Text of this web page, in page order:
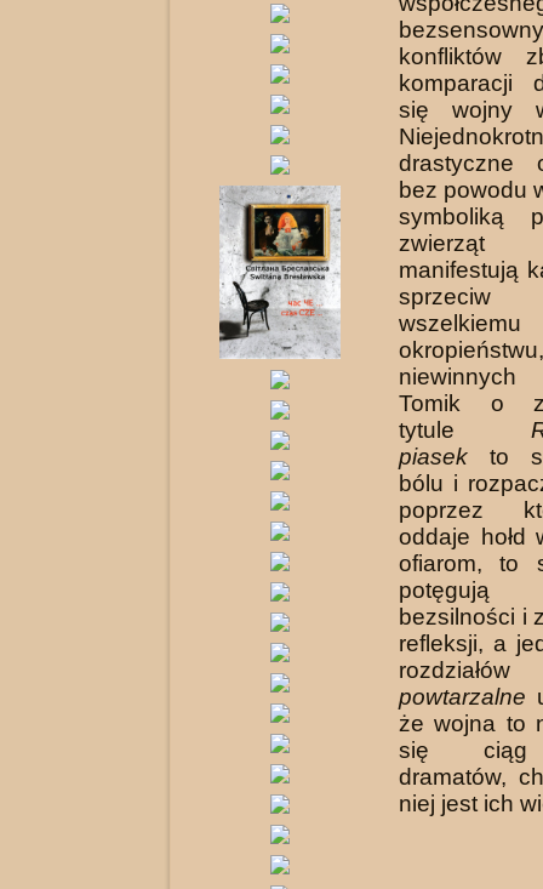
konfliktów
komparacji
się wojny
drastyczne
bez powodu
symboliką
zwierząt
manifestują
niewinnych
Tomik o
tytule
piasek to
bólu i
poprzez
oddaje hołd
ofiarom, to
potęgują
bezsilności i
refleksji, a
powtarzalne
że wojna to
się ciąg
dramatów,
niej jest ich